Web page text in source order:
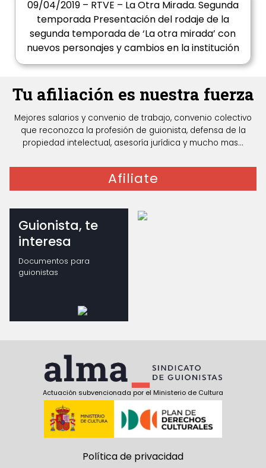
09/04/2019 – RTVE – La Otra Mirada. Segunda
temporada Presentación del rodaje de la
segunda temporada de ‘La otra mirada’ con
nuevos personajes y cambios en la institución
Tu afiliación es nuestra fuerza
Mejores salarios y convenio de trabajo, convenio colectivo
que reconozca la profesión de guionista, defensa de la
propiedad intelectual, asesoría jurídica y mucho mas...
Afiliate
Guionista, te
interesa
Documentos para
guionistas
Actuación subvencionada por el Ministerio de Cultura
Política de privacidad